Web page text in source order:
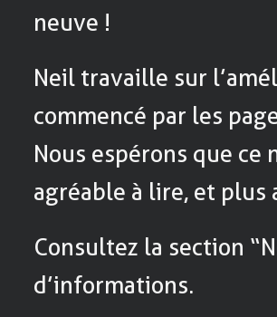
neuve !
Neil travaille sur
commencé par les
Nous espérons que ce
agréable à lire, et plus
Consultez la section
d’informations.